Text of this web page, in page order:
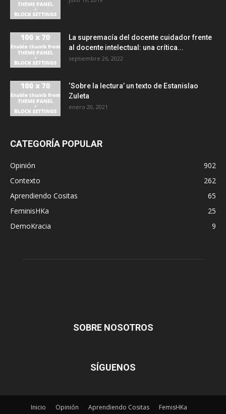
La supremacía del docente cuidador frente
al docente intelectual: una crítica...
septiembre 26, 2022
‘Sobre la lectura’ un texto de Estanislao
Zuleta
enero 20, 2021
CATEGORÍA POPULAR
Opinión
902
Contexto
262
Aprendiendo Cositas
65
FeminisHKa
25
DemoKracia
9
SOBRE NOSOTROS
SÍGUENOS
Inicio Opinión Aprendiendo Cositas
FemisHKa